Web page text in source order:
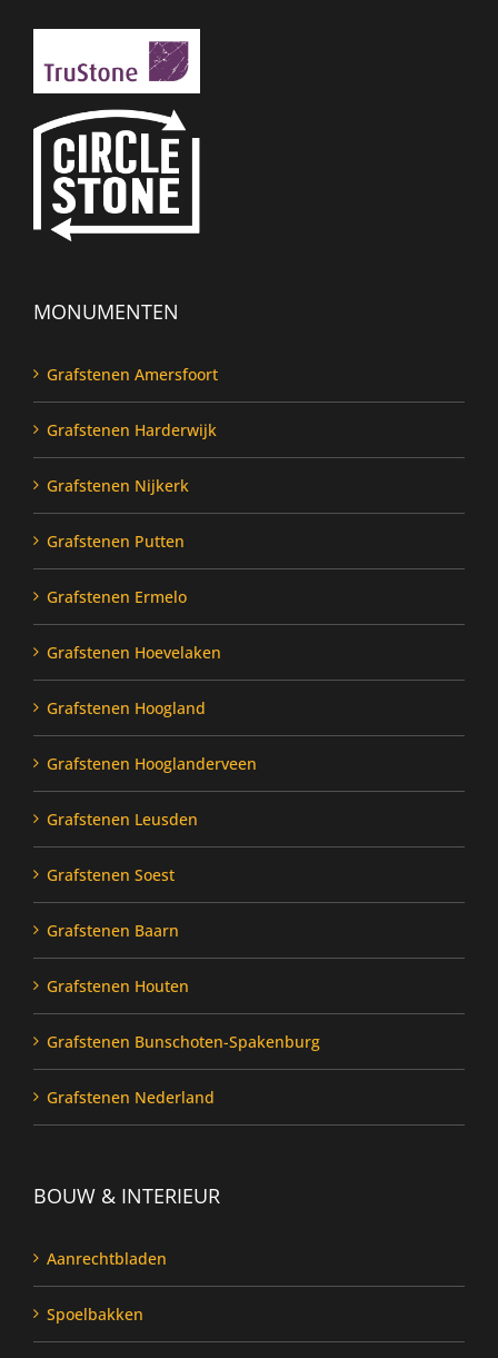
MONUMENTEN
Grafstenen Amersfoort
Grafstenen Harderwijk
Grafstenen Nijkerk
Grafstenen Putten
Grafstenen Ermelo
Grafstenen Hoevelaken
Grafstenen Hoogland
Grafstenen Hooglanderveen
Grafstenen Leusden
Grafstenen Soest
Grafstenen Baarn
Grafstenen Houten
Grafstenen Bunschoten-Spakenburg
Grafstenen Nederland
BOUW & INTERIEUR
Aanrechtbladen
Spoelbakken